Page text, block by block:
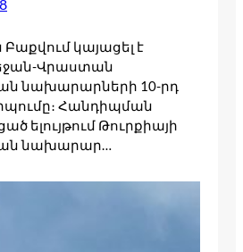
Բաքվում կայացել է
Վրաստան
նախարարների 10-րդ
Հանդիպման
ելույթում Թուրքիայի
նախարար…